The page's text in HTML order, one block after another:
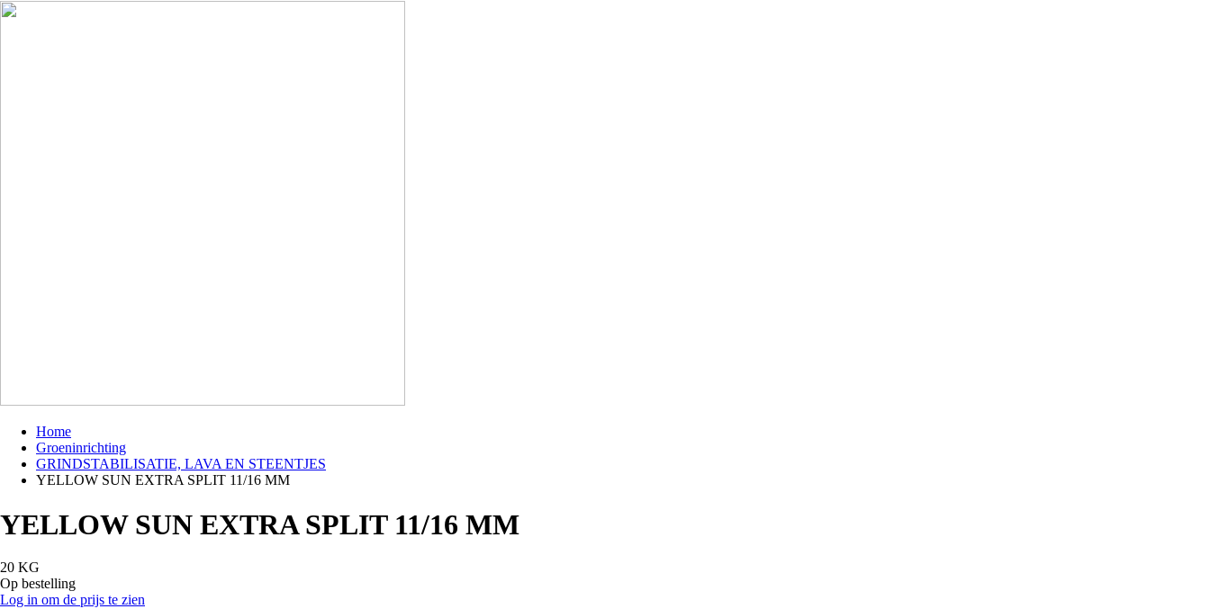
Image
Kruimelpad
Home
Groeninrichting
GRINDSTABILISATIE, LAVA EN STEENTJES
YELLOW SUN EXTRA SPLIT 11/16 MM
YELLOW SUN EXTRA SPLIT 11/16 MM
20 KG
Op bestelling
Log in om de prijs te zien